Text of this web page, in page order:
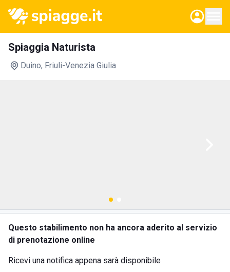
Spiaggia Naturista
Duino, Friuli-Venezia Giulia
Questo stabilimento non ha ancora aderito al servizio
di prenotazione online
Ricevi una notifica appena sarà disponibile